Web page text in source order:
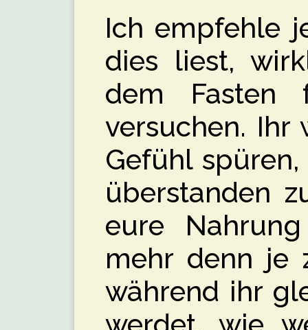
Ich empfehle
dies liest,
dem Fasten
versuchen. Ihr
Gefühl
überstanden
eure
mehr denn je
während ihr